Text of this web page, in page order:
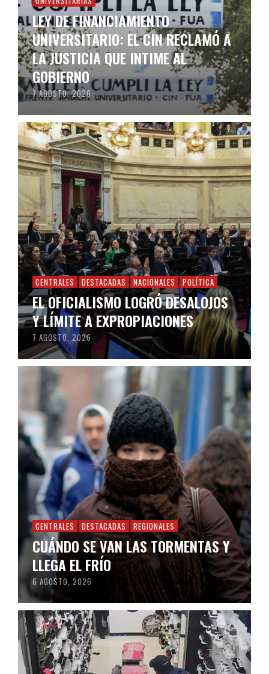
LEY DE FINANCIAMIENTO
UNIVERSITARIO: EL CIN RECLAMÓ A
LA JUSTICIA QUE INTIME AL
GOBIERNO
7 AGOSTO, 2026
CENTRALES DESTACADAS NACIONALES POLÍTICA
EL OFICIALISMO LOGRÓ DESALOJOS
Y LÍMITE A EXPROPIACIONES
7 AGOSTO, 2026
CENTRALES DESTACADAS REGIONALES
CUÁNDO SE VAN LAS TORMENTAS Y
LLEGA EL FRÍO
6 AGOSTO, 2026